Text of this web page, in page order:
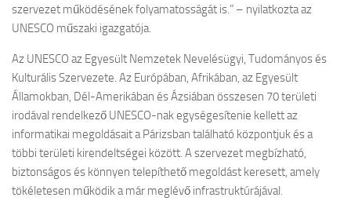
szervezet működésének folyamatosságát is.” – nyilatkozta az
UNESCO műszaki igazgatója.
Az UNESCO az Egyesült Nemzetek Nevelésügyi, Tudományos és
Kulturális Szervezete. Az Európában, Afrikában, az Egyesült
Államokban, Dél-Amerikában és Ázsiában összesen 70 területi
irodával rendelkező UNESCO-nak egységesítenie kellett az
informatikai megoldásait a Párizsban található központjuk és a
többi területi kirendeltségei között. A szervezet megbízható,
biztonságos és könnyen telepíthető megoldást keresett, amely
tökéletesen működik a már meglévő infrastruktúrájával.